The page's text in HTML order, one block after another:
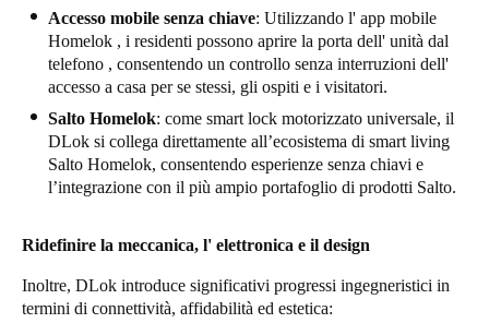
Finland
FinnishEnglish
Salva nuova selezione come predefinita
Accesso mobile senza chiave: Utilizzando l' app mobile
Homelok , i residenti possono aprire la porta dell' unità dal
telefono , consentendo un controllo senza interruzioni dell'
accesso a casa per se stessi, gli ospiti e i visitatori.
Salto Homelok: come smart lock motorizzato universale, il
DLok si collega direttamente all’ecosistema di smart living
Salto Homelok, consentendo esperienze senza chiavi e
l’integrazione con il più ampio portafoglio di prodotti Salto.
Ridefinire la meccanica, l' elettronica e il design
Inoltre, DLok introduce significativi progressi ingegneristici in
termini di connettività, affidabilità ed estetica: